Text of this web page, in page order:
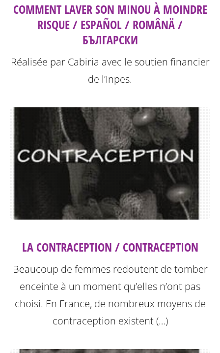
COMMENT LAVER SON MINOU À MOINDRE
RISQUE / ESPAÑOL / ROMÂNÄ /
БЪЛГАРСКИ
Réalisée par Cabiria avec le soutien financier
de l’Inpes.
LA CONTRACEPTION / CONTRACEPTION
Beaucoup de femmes redoutent de tomber
enceinte à un moment qu’elles n’ont pas
choisi. En France, de nombreux moyens de
contraception existent (…)